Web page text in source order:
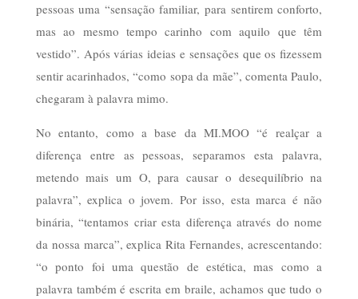
pessoas uma “sensação familiar, para sentirem conforto,
mas ao mesmo tempo carinho com aquilo que têm
vestido”. Após várias ideias e sensações que os fizessem
sentir acarinhados, “como sopa da mãe”, comenta Paulo,
chegaram à palavra mimo.
No entanto, como a base da MI.MOO “é realçar a
diferença entre as pessoas, separamos esta palavra,
metendo mais um O, para causar o desequilíbrio na
palavra”, explica o jovem. Por isso, esta marca é não
binária, “tentamos criar esta diferença através do nome
da nossa marca”, explica Rita Fernandes, acrescentando:
“o ponto foi uma questão de estética, mas como a
palavra também é escrita em braile, achamos que tudo o